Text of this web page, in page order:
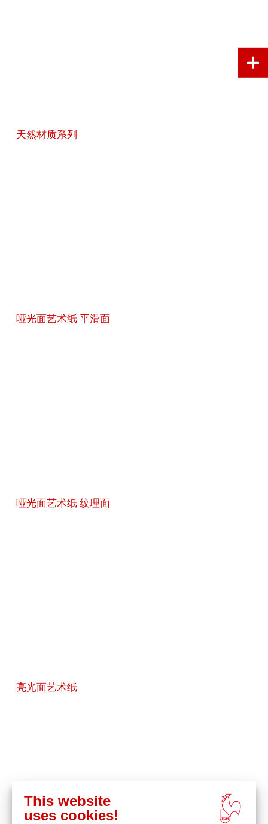
天然材质系列
哑光面艺术纸 平滑面
哑光面艺术纸 纹理面
亮光面艺术纸
This website
uses cookies!